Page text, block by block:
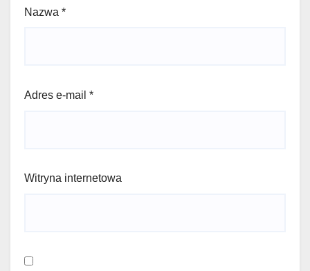
Nazwa *
Adres e-mail *
Witryna internetowa